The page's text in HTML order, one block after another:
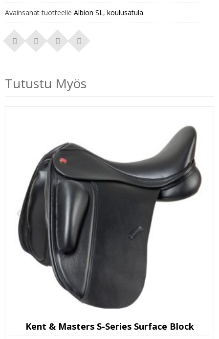
Avainsanat tuotteelle Albion SL, koulusatula
Tutustu Myös
Kent & Masters S-Series Surface Block